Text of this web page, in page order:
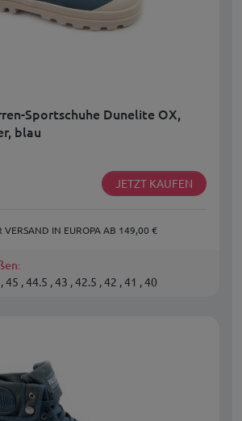
Sportschuhe Dunelite OX,
blau
JETZT KAUFEN
VERSAND IN EUROPA AB 149,00 €
45 , 44.5 , 43 , 42.5 , 42 , 41 , 40